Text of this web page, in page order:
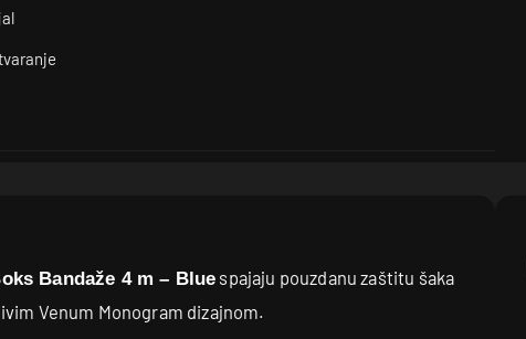
Bandaže 4 m – Blue spajaju pouzdanu zaštitu šaka
Venum Monogram dizajnom.